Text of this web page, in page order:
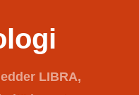
LIBRA,